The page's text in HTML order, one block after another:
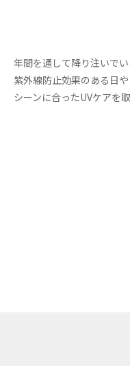
年間を通して降り注いでい
紫外線防止効果のある日
シーンに合ったUVケアを